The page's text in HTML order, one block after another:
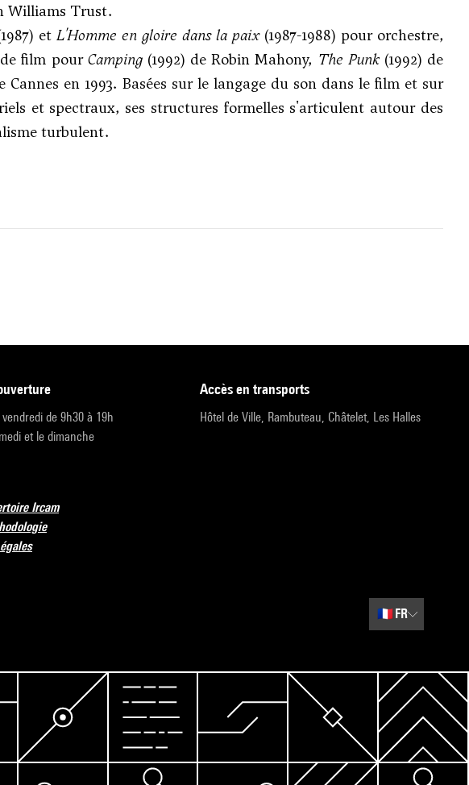
Williams Trust.
et L'Homme en gloire dans la paix(1987-1988) pour orchestre,
film pour Camping(1992) de Robin Mahony, The Punk(1992) de
en 1993. Basées sur le langage du son dans le film et sur
et spectraux, ses structures formelles s'articulent autour des
turbulent.
de 9h30 à 19h
et le dimanche
accès en transports
Hôtel de Ville, Rambuteau, Châtelet, Les Halles
Ircam
🇫🇷 FR